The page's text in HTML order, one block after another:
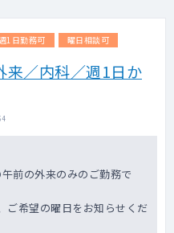
週1日勤務可 曜日相談可
来／内科／週1日か
前の外来のみのご勤務で
ご希望の曜日をお知らせくだ